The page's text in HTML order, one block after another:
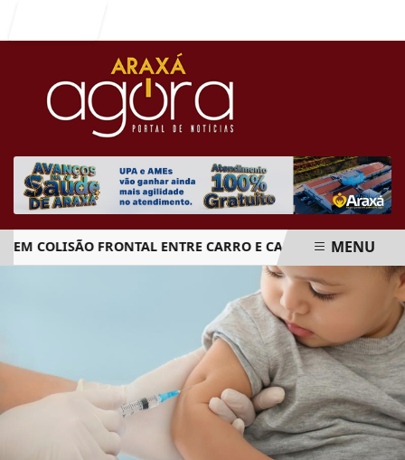
COLISÃO FRONTAL ENTRE CARRO E CAMINHÃO NA BR-262
MENU